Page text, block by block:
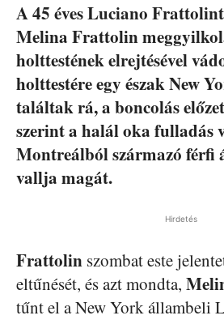
A 45 éves Luciano
Melina Frattolin
holttestének elrejtésével
holttestére egy észak New
találtak rá, a boncolás
szerint a halál oka fulladás
Montreálból származó
vallja magát.
Hirdetés
Frattolin szombat este
eltűnését, és azt mondta,
tűnt el a New York állambeli